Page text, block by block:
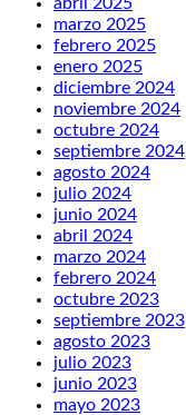
marzo 2025
febrero 2025
enero 2025
diciembre 2024
noviembre 2024
octubre 2024
septiembre 2024
agosto 2024
julio 2024
junio 2024
abril 2024
marzo 2024
febrero 2024
octubre 2023
septiembre 2023
agosto 2023
julio 2023
junio 2023
mayo 2023